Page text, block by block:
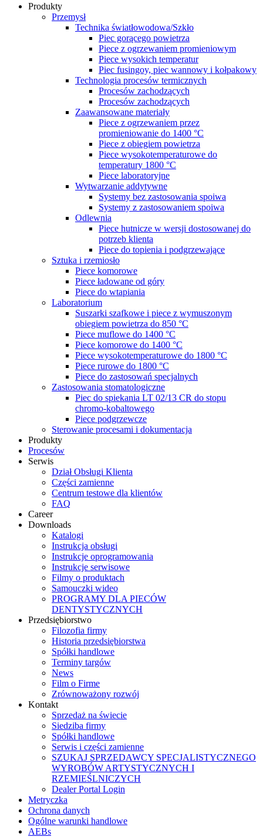
Produkty
Przemysł
Technika światłowodowa/Szkło
Piec gorącego powietrza
Piece z ogrzewaniem promieniowym
Piece wysokich temperatur
Piec fusingoy, piec wannowy i kołpakowy
Technologia procesów termicznych
Procesów zachodzących
Procesów zachodzących
Zaawansowane materiały
Piece z ogrzewaniem przez
promieniowanie do 1400 °C
Piece z obiegiem powietrza
Piece wysokotemperaturowe do
temperatury 1800 °C
Piece laboratoryjne
Wytwarzanie addytywne
Systemy bez zastosowania spoiwa
Systemy z zastosowaniem spoiwa
Odlewnia
Piece hutnicze w wersji dostosowanej do
potrzeb klienta
Piece do topienia i podgrzewające
Sztuka i rzemiosło
Piece komorowe
Piece ładowane od góry
Piece do wtapiania
Laboratorium
Suszarki szafkowe i piece z wymuszonym
obiegiem powietrza do 850 °C
Piece muflowe do 1400 °C
Piece komorowe do 1400 °C
Piece wysokotemperaturowe do 1800 °C
Piece rurowe do 1800 °C
Piece do zastosowań specjalnych
Zastosowania stomatologiczne
Piec do spiekania LT 02/13 CR do stopu
chromo-kobaltowego
Piece podgrzewcze
Sterowanie procesami i dokumentacja
Produkty
Procesów
Serwis
Dział Obsługi Klienta
Części zamienne
Centrum testowe dla klientów
FAQ
Career
Downloads
Katalogi
Instrukcja obsługi
Instrukcje oprogramowania
Instrukcje serwisowe
Filmy o produktach
Samouczki wideo
PROGRAMY DLA PIECÓW
DENTYSTYCZNYCH
Przedsiębiorstwo
Filozofia firmy
Historia przedsiębiorstwa
Spółki handlowe
Terminy targów
News
Film o Firme
Zrównoważony rozwój
Kontakt
Sprzedaż na świecie
Siedziba firmy
Spółki handlowe
Serwis i części zamienne
SZUKAJ SPRZEDAWCY SPECJALISTYCZNEGO
WYROBÓW ARTYSTYCZNYCH I
RZEMIEŚLNICZYCH
Dealer Portal Login
Metryczka
Ochrona danych
Ogólne warunki handlowe
AEBs